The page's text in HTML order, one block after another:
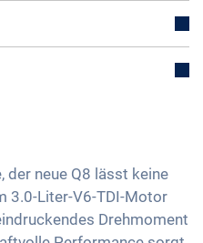
abblendend
der neue Q8 lässt keine
3.0-Liter-V6-TDI-Motor
Drehmoment